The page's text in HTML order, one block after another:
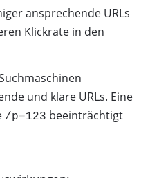
ansprechende URLs
Klickrate in den
und klare URLs. Eine
/p=123 beeinträchtigt